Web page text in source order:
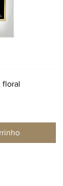
floral